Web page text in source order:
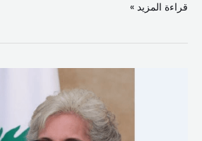
قراءة المزيد »